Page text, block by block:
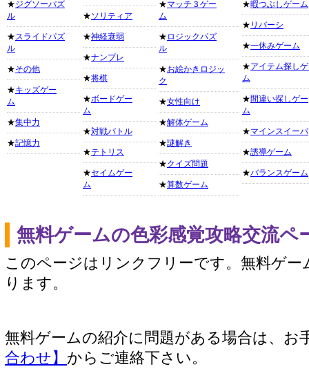
★ジグソーパズ
ル
★スライドパズ
ル
★その他
★キッズゲー
ム
★集中力
★記憶力
★ソリティア
★神経衰弱
★ナンプレ
★将棋
★ボードゲー
ム
★対戦バトル
★テトリス
★セイムゲー
ム
★マッチ３ゲー
ム
★ ロジックパズ
ル
★お絵かきロジッ
ク
★女性向け
★解体ゲーム
★謎解き
★クイズ問題
★算数ゲーム
★暇つぶしゲーム
★ リバーシ
★一休みゲーム
★アイテム探し
ム
★間違い探しゲー
ム
★マインスイーパ
★誘導ゲーム
★バランスゲーム
無料ゲームの色彩感覚攻略交流ペ
このページはリンクフリーです。無料ゲー
ります。
無料ゲームの紹介に問題がある場合は、お
合わせ】 からご連絡下さい。